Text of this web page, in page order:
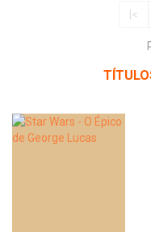
|<